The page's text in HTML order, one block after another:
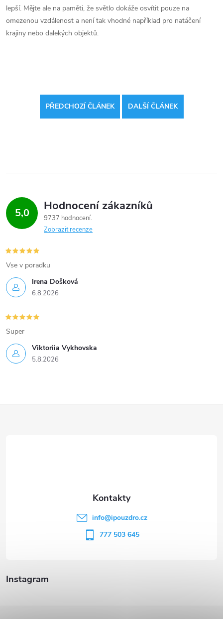
lepší. Mějte ale na paměti, že světlo dokáže osvítit pouze na
omezenou vzdálenost a není tak vhodné například pro natáčení
krajiny nebo dalekých objektů.
PŘEDCHOZÍ ČLÁNEK DALŠÍ ČLÁNEK
5,0 Hodnocení zákazníků
9737 hodnocení
Zobrazit recenze
Irena Došková
6.8.2026
Vse v poradku
Viktoriia Vykhovska
5.8.2026
Super
Instagram
info@ipouzdro.cz
777 503 645